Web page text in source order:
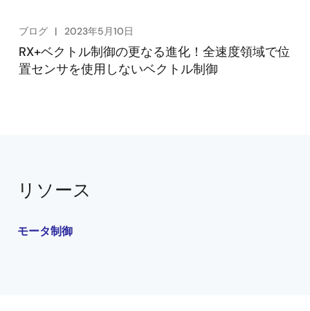
い。
関連リソース
全速度域センサレスモータソリューション
ブログ 2023年5月10日
RX+ベクトル制御の更なる進化！全速度領域で位
置センサを使用しないベクトル制御
リソース
モータ制御